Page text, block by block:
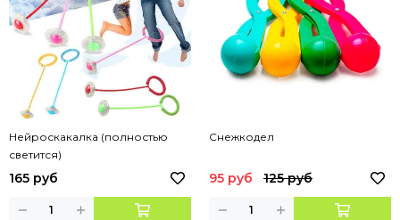
Нейроскакалка (полностью
светится)
165 руб
Снежкодел
95 руб 125 руб